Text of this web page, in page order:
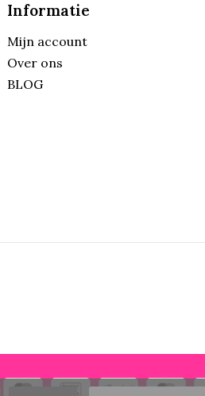
Informatie
Mijn account
Over ons
BLOG